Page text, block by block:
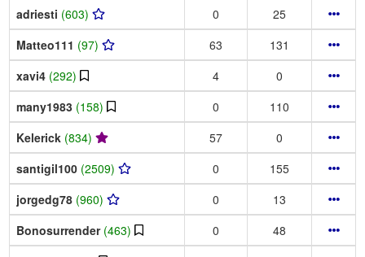
adriesti (603) 0
25
Matteo111 (97) 63
131
xavi4 (292) 4
0
many1983 (158) 0
110
Kelerick (834) 57
0
santigil100 (2509) 0
155
jorgedg78 (960) 0
13
Bonosurrender (463) 0
48